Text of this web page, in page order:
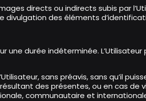
directs ou indirects subis par
divulgation des éléments
une durée indéterminée.
sans préavis, sans qu’il
des présentes, ou en cas de
communautaire et